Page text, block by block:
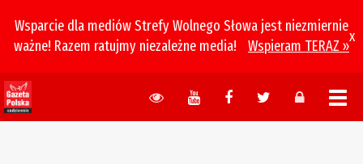
Wsparcie dla mediów Strefy Wolnego Słowa jest niezmiernie
ważne! Razem ratujmy niezależne media!
Wspieram TERAZ »
x